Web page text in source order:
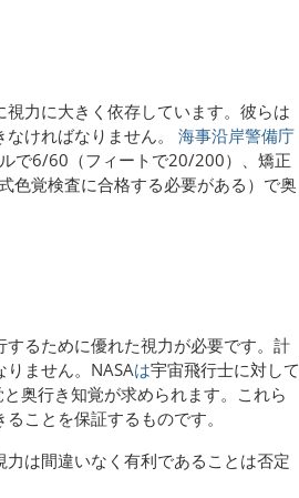
力に大きく依存しています。彼らは
ければなりません。 海事沿岸警備庁
で6/60（フィートで20/200）、矯正
色覚検査に合格する必要がある）で奥
るために優れた視力が必要です。計
ません。NASAは宇宙飛行士に対して
奥行き知覚が求められます。これら
ことを保証するものです。
は間違いなく有利であることは否定